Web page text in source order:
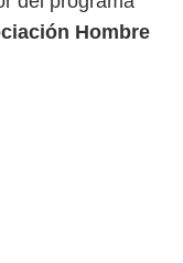
Hombre